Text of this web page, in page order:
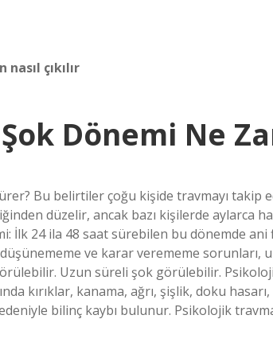
çıkılır
Dönemi Ne
Bu belirtiler çoğu kişide travmayı takip
düzelir, ancak bazı kişilerde aylarca
İlk 24 ila 48 saat sürebilen bu dönemde ani
düşünememe ve karar verememe
Uzun süreli şok görülebilir.
kırıklar, kanama, ağrı, şişlik, doku
bilinç kaybı bulunur. Psikolojik